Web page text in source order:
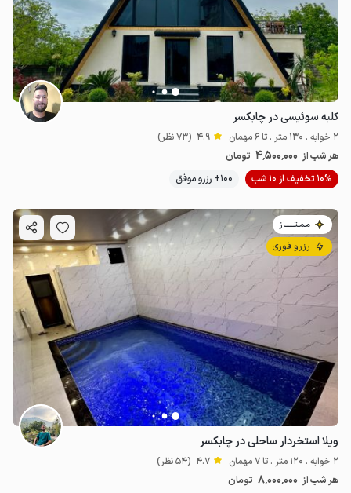
کلبه سوئیسی در چابکسر
2 خوابه . 130 متر . تا 6 مهمان 4.9 (73 نظر)
هر شب از 4٬500٬000 تومان
10% تخفیف از 10 شب
100+ رزرو موفق
مـمـتــــــاز
رزرو فوری
ویلا استخردار ساحلی در چابکسر
2 خوابه . 120 متر . تا 7 مهمان 4.7 (54 نظر)
هر شب از 8٬000٬000 تومان